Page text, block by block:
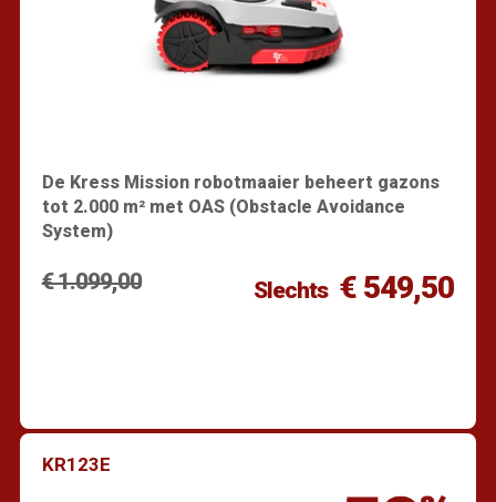
De Kress Mission robotmaaier beheert gazons
tot 2.000 m² met OAS (Obstacle Avoidance
System)
€ 1.099,00 Slechts € 549,50
KR123E